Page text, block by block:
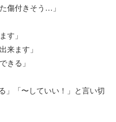
傷付きそう…」
す」
来ます」
きる」
」「〜していい！」と言い切